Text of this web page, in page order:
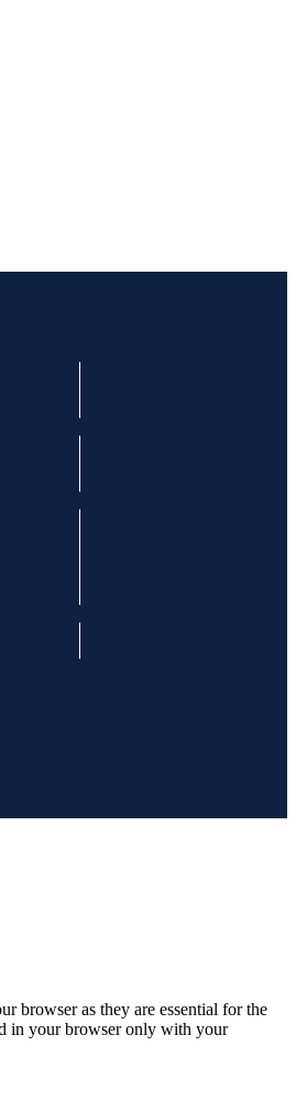
browser as they are essential for the
in your browser only with your